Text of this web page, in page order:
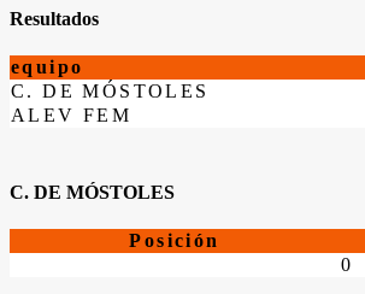
Resultados
equipo
C. DE MÓSTOLES
ALEV FEM
C. DE MÓSTOLES
Posición
0